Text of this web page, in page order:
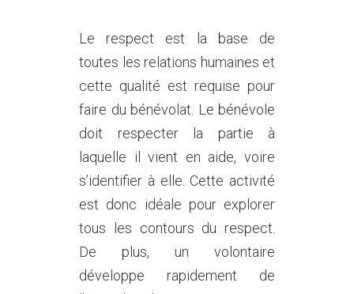
Le respect est la base de
toutes les relations humaines et
cette qualité est requise pour
faire du bénévolat. Le bénévole
doit respecter la partie à
laquelle il vient en aide, voire
s’identifier à elle. Cette activité
est donc idéale pour explorer
tous les contours du respect.
De plus, un volontaire
développe rapidement de